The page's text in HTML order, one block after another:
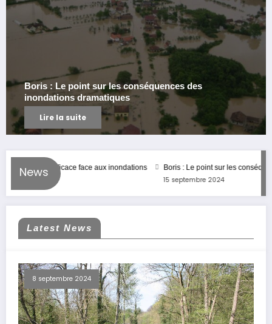
Attention : Les assureurs réduisent leur
pour les zones à risque d’inondation
Lire la suite
News
efficace face aux inondations Boris : Le point sur les conséquences
15 septembre 2024
Latest News
8 septembre 2024